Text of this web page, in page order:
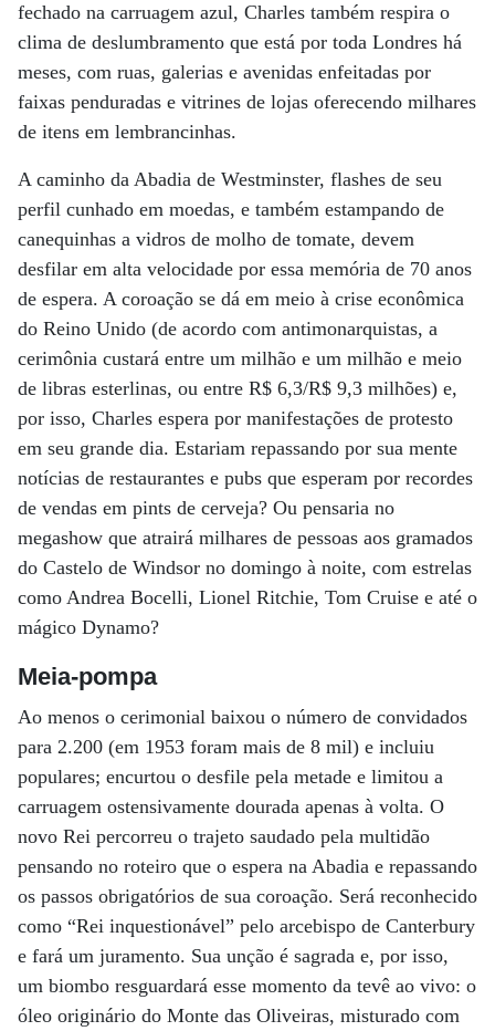
fechado na carruagem azul, Charles também respira o
clima de deslumbramento que está por toda Londres há
meses, com ruas, galerias e avenidas enfeitadas por
faixas penduradas e vitrines de lojas oferecendo milhares
de itens em lembrancinhas.
A caminho da Abadia de Westminster, flashes de seu
perfil cunhado em moedas, e também estampando de
canequinhas a vidros de molho de tomate, devem
desfilar em alta velocidade por essa memória de 70 anos
de espera. A coroação se dá em meio à crise econômica
do Reino Unido (de acordo com antimonarquistas, a
cerimônia custará entre um milhão e um milhão e meio
de libras esterlinas, ou entre R$ 6,3/R$ 9,3 milhões) e,
por isso, Charles espera por manifestações de protesto
em seu grande dia. Estariam repassando por sua mente
notícias de restaurantes e pubs que esperam por recordes
de vendas em pints de cerveja? Ou pensaria no
megashow que atrairá milhares de pessoas aos gramados
do Castelo de Windsor no domingo à noite, com estrelas
como Andrea Bocelli, Lionel Ritchie, Tom Cruise e até o
mágico Dynamo?
Meia-pompa
Ao menos o cerimonial baixou o número de convidados
para 2.200 (em 1953 foram mais de 8 mil) e incluiu
populares; encurtou o desfile pela metade e limitou a
carruagem ostensivamente dourada apenas à volta. O
novo Rei percorreu o trajeto saudado pela multidão
pensando no roteiro que o espera na Abadia e repassando
os passos obrigatórios de sua coroação. Será reconhecido
como “Rei inquestionável” pelo arcebispo de Canterbury
e fará um juramento. Sua unção é sagrada e, por isso,
um biombo resguardará esse momento da tevê ao vivo: o
óleo originário do Monte das Oliveiras, misturado com